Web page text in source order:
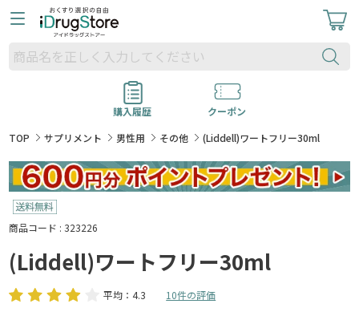
購入履歴
クーポン
TOP
サプリメント 男性用 その他 (Liddell)ワートフリー30ml
商品コード : 323226
(Liddell)ワートフリー30ml
平均：4.3 10件の評価